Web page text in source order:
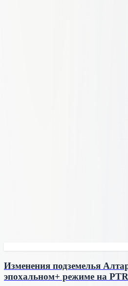
Изменения подземелья
эпохальном+ режиме на